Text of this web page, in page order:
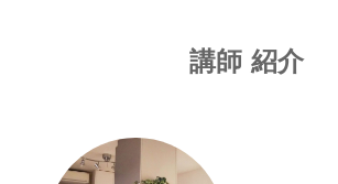
講師 紹介